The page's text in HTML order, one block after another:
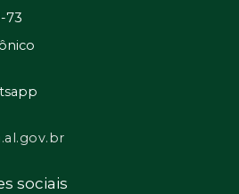
73
sociais